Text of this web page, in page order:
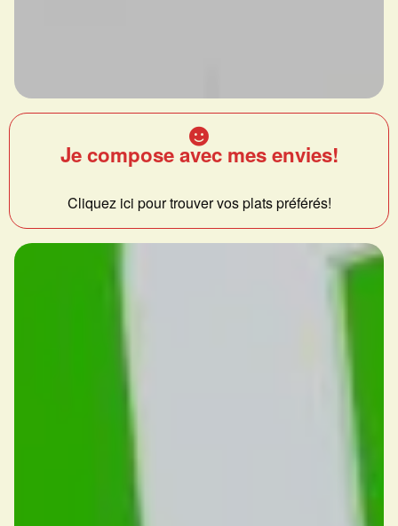
Je compose avec mes envies!
Cliquez ici pour trouver vos plats préférés!